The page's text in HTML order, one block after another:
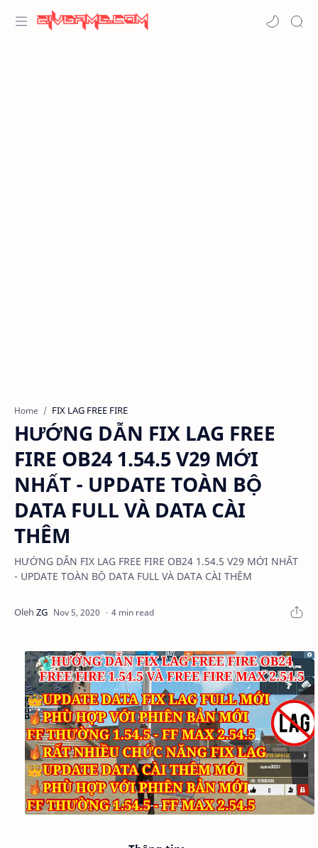
Home FIX LAG FREE FIRE
HƯỚNG DẪN FIX LAG FREE
FIRE OB24 1.54.5 V29 MỚI
NHẤT - UPDATE TOÀN BỘ
DATA FULL VÀ DATA CÀI
THÊM
HƯỚNG DẪN FIX LAG FREE FIRE OB24 1.54.5 V29 MỚI NHẤT
- UPDATE TOÀN BỘ DATA FULL VÀ DATA CÀI THÊM
4 min read